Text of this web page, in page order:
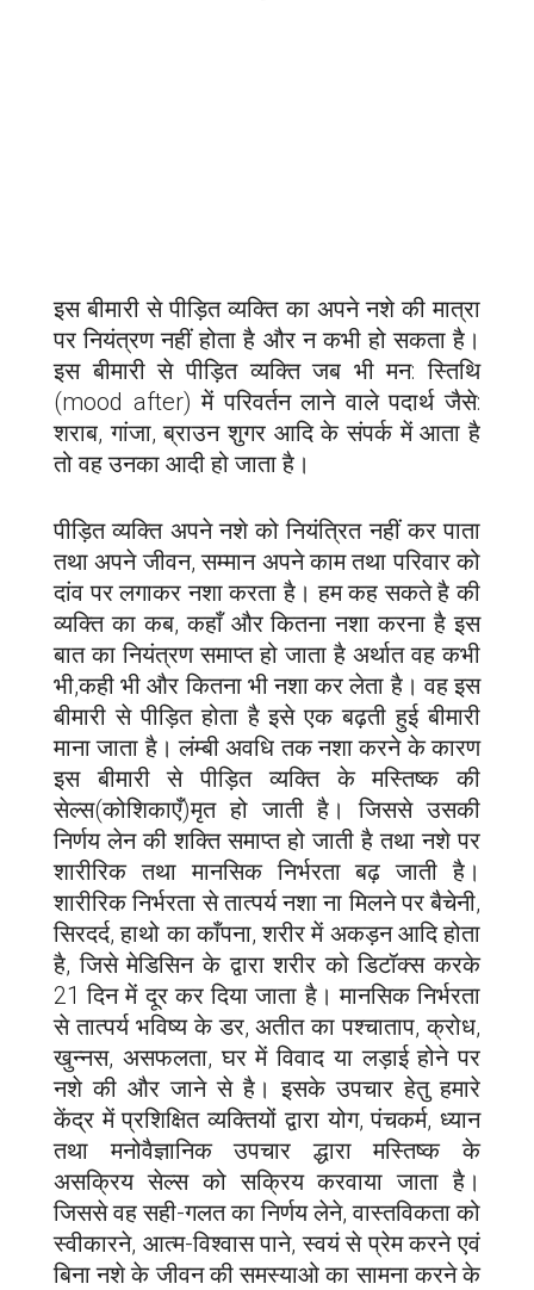
इस बीमारी से पीड़ित व्यक्ति का अपने नशे की मात्रा
पर नियंत्रण नहीं होता है और न कभी हो सकता है।
इस बीमारी से पीड़ित व्यक्ति जब भी मन: स्तिथि
(mood after) में परिवर्तन लाने वाले पदार्थ जैसे:
शराब, गांजा, ब्राउन शुगर आदि के संपर्क में आता है
तो वह उनका आदी हो जाता है।
पीड़ित व्यक्ति अपने नशे को नियंत्रित नहीं कर पाता
तथा अपने जीवन, सम्मान अपने काम तथा परिवार को
दांव पर लगाकर नशा करता है। हम कह सकते है की
व्यक्ति का कब, कहाँ और कितना नशा करना है इस
बात का नियंत्रण समाप्त हो जाता है अर्थात वह कभी
भी,कही भी और कितना भी नशा कर लेता है। वह इस
बीमारी से पीड़ित होता है इसे एक बढ़ती हुई बीमारी
माना जाता है। लंम्बी अवधि तक नशा करने के कारण
इस बीमारी से पीड़ित व्यक्ति के मस्तिष्क की
सेल्स(कोशिकाएँ)मृत हो जाती है। जिससे उसकी
निर्णय लेन की शक्ति समाप्त हो जाती है तथा नशे पर
शारीरिक तथा मानसिक निर्भरता बढ़ जाती है।
शारीरिक निर्भरता से तात्पर्य नशा ना मिलने पर बैचेनी,
सिरदर्द, हाथो का काँपना, शरीर में अकड़न आदि होता
है, जिसे मेडिसिन के द्वारा शरीर को डिटॉक्स करके
21 दिन में दूर कर दिया जाता है। मानसिक निर्भरता
से तात्पर्य भविष्य के डर, अतीत का पश्चाताप, क्रोध,
खुन्नस, असफलता, घर में विवाद या लड़ाई होने पर
नशे की और जाने से है। इसके उपचार हेतु हमारे
केंद्र में प्रशिक्षित व्यक्तियों द्वारा योग, पंचकर्म, ध्यान
तथा मनोवैज्ञानिक उपचार द्धारा मस्तिष्क के
असक्रिय सेल्स को सक्रिय करवाया जाता है।
जिससे वह सही-गलत का निर्णय लेने, वास्तविकता को
स्वीकारने, आत्म-विश्वास पाने, स्वयं से प्रेम करने एवं
बिना नशे के जीवन की समस्याओ का सामना करने के